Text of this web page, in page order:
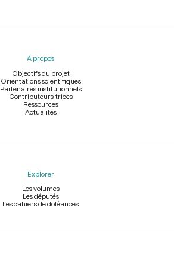
À propos
Objectifs du projet
Orientations scientifiques
Partenaires institutionnels
Contributeurs-trices
Ressources
Actualités
Explorer
Les volumes
Les députés
Les cahiers de doléances